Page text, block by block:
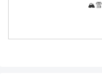
🏔️雪